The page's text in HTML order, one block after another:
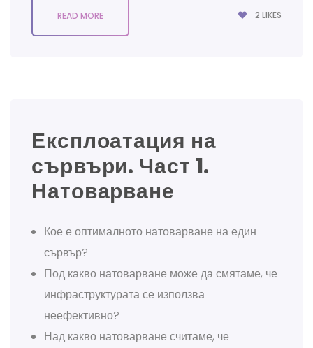
READ MORE 2 LIKES
Експлоатация на
сървъри. Част 1.
Натоварване
Кое е оптималното натоварване на един
сървър?
Под какво натоварване може да смятаме, че
инфраструктурата се използва
неефективно?
Над какво натоварване считаме, че